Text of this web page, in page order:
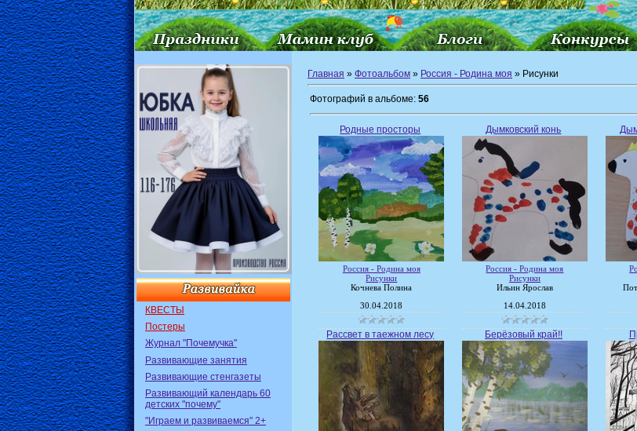
КВЕСТЫ
Постеры
Журнал "Почемучка"
Развивающие занятия
Развивающие стенгазеты
Развивающий календарь 60
детских "почему"
"Играем и развиваемся" 2+
Главная » Фотоальбом » Россия - Родина моя » Рисунки
Фотографий в альбоме: 56
Родные просторы
Россия - Родина моя
Рисунки
Кочнева Полина
30.04.2018
Дымковский конь
Россия - Родина моя
Рисунки
Ильин Ярослав
14.04.2018
Рассвет в таежном лесу Берёзовый край!!